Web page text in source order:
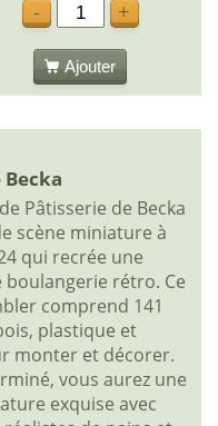
-
+
Ajouter
Pâtisserie de Becka
scène miniature à
qui recrée une
rétro. Ce
comprend 141
plastique et
monter et décorer.
vous aurez une
exquise avec